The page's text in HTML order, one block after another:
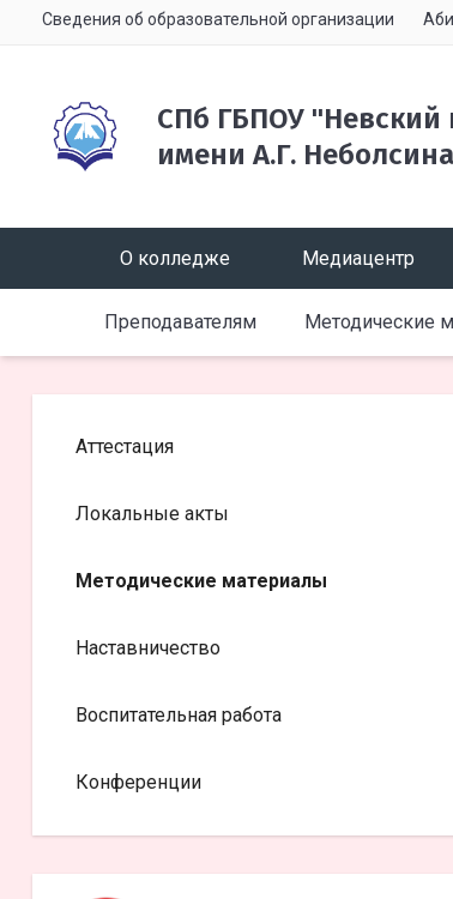
Сведения об образовательной организации
СПб ГБПОУ "Невский
имени А.Г.
О колледже Медиацентр
Преподавателям Методические
Аттестация
Локальные акты
Методические материалы
Наставничество
Воспитательная работа
Конференции